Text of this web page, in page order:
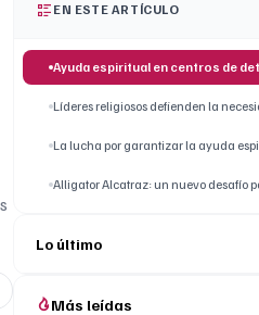
EN ESTE ARTÍCULO
Ayuda espiritual en centros de
Líderes religiosos defienden la
La lucha por garantizar la ayuda
Alligator Alcatraz: un nuevo desafío
Lo último
Más leídas